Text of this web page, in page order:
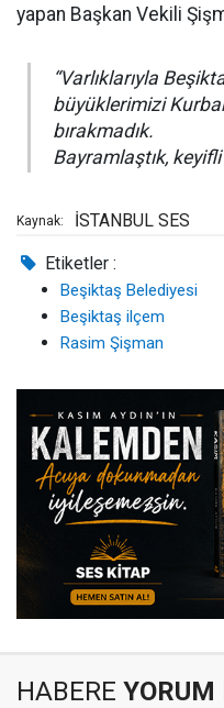
yapan Başkan Vekili
“Varlıklarıyla
büyüklerimizi
bırakmadık.
Bayramlaştık,
Kaynak: İSTANBUL SES
Etiketler :
Beşiktaş Belediyesi
Beşiktaş ilçem
Rasim Şişman
HABERE YORUM